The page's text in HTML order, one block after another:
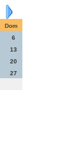
Dom
6
13
20
27